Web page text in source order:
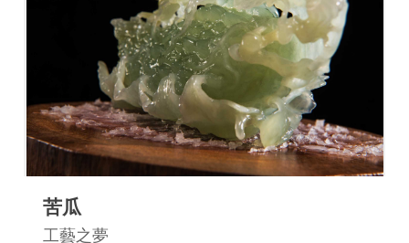
苦瓜
工藝之夢